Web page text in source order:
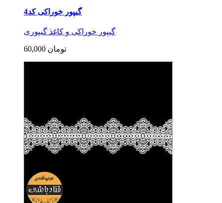
گیپور خوراکی کد4
گیپور خوراکی و کاغذ گیپوری
60,000 تومان